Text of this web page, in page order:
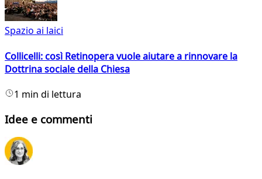
Spazio ai laici
Collicelli: così Retinopera vuole aiutare a rinnovare la
Dottrina sociale della Chiesa
1 min di lettura
Idee e commenti